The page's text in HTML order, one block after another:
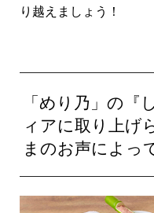
り越えましょう！
「めり乃」の『
ィアに取り上げ
まのお声によっ